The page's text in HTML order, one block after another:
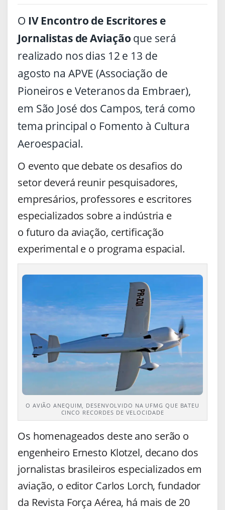
O IV Encontro de Escritores e
Jornalistas de Aviação que será
realizado nos dias 12 e 13 de
agosto na APVE (Associação de
Pioneiros e Veteranos da Embraer),
em São José dos Campos, terá como
tema principal o Fomento à Cultura
Aeroespacial.
O evento que debate os desafios do
setor deverá reunir pesquisadores,
empresários, professores e escritores
especializados sobre a indústria e
o futuro da aviação, certificação
experimental e o programa espacial.
O AVIÃO ANEQUIM, DESENVOLVIDO NA UFMG QUE BATEU
CINCO RECORDES DE VELOCIDADE
Os homenageados deste ano serão o
engenheiro Ernesto Klotzel, decano dos
jornalistas brasileiros especializados em
aviação, o editor Carlos Lorch, fundador
da Revista Força Aérea, há mais de 20